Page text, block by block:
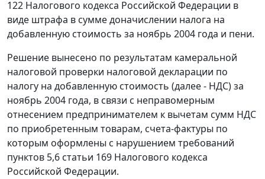
122 Налогового кодекса Российской Федерации в
виде штрафа в сумме доначислении налога на
добавленную стоимость за ноябрь 2004 года и пени.
Решение вынесено по результатам камеральной
налоговой проверки налоговой декларации по
налогу на добавленную стоимость (далее - НДС) за
ноябрь 2004 года, в связи с неправомерным
отнесением предпринимателем к вычетам сумм НДС
по приобретенным товарам, счета-фактуры по
которым оформлены с нарушением требований
пунктов 5,6 статьи 169 Налогового кодекса
Российской Федерации.